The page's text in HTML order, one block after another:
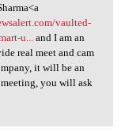
vaulted-
u...
and I am an
real meet and cam
it will be an
you will ask